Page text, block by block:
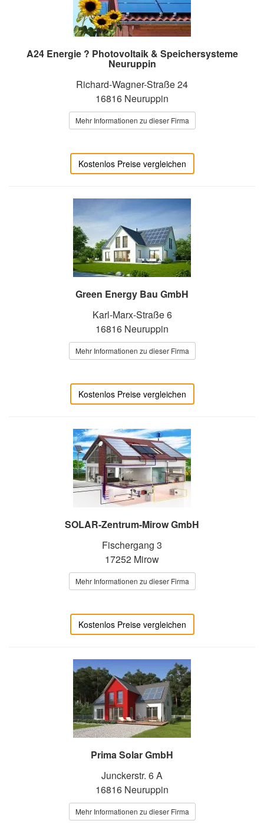
A24 Energie ? Photovoltaik & Speichersysteme
Neuruppin
Richard-Wagner-Straße 24
16816 Neuruppin
Mehr Informationen zu dieser Firma
Kostenlos Preise vergleichen
Green Energy Bau GmbH
Karl-Marx-Straße 6
16816 Neuruppin
Mehr Informationen zu dieser Firma
Kostenlos Preise vergleichen
SOLAR-Zentrum-Mirow GmbH
Fischergang 3
17252 Mirow
Mehr Informationen zu dieser Firma
Kostenlos Preise vergleichen
Prima Solar GmbH
Junckerstr. 6 A
16816 Neuruppin
Mehr Informationen zu dieser Firma